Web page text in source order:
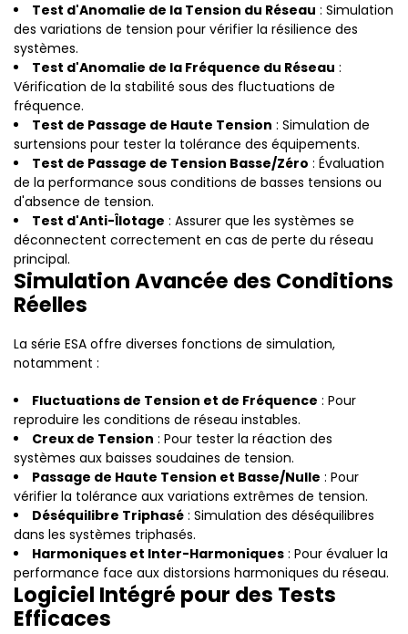
Test d'Anomalie de la Tension du Réseau : Simulation
des variations de tension pour vérifier la résilience des
systèmes.
Test d'Anomalie de la Fréquence du Réseau :
Vérification de la stabilité sous des fluctuations de
fréquence.
Test de Passage de Haute Tension : Simulation de
surtensions pour tester la tolérance des équipements.
Test de Passage de Tension Basse/Zéro : Évaluation
de la performance sous conditions de basses tensions ou
d'absence de tension.
Test d'Anti-Îlotage : Assurer que les systèmes se
déconnectent correctement en cas de perte du réseau
principal.
Simulation Avancée des Conditions
Réelles
La série ESA offre diverses fonctions de simulation,
notamment :
Fluctuations de Tension et de Fréquence : Pour
reproduire les conditions de réseau instables.
Creux de Tension : Pour tester la réaction des
systèmes aux baisses soudaines de tension.
Passage de Haute Tension et Basse/Nulle : Pour
vérifier la tolérance aux variations extrêmes de tension.
Déséquilibre Triphasé : Simulation des déséquilibres
dans les systèmes triphasés.
Harmoniques et Inter-Harmoniques : Pour évaluer la
performance face aux distorsions harmoniques du réseau.
Logiciel Intégré pour des Tests
Efficaces